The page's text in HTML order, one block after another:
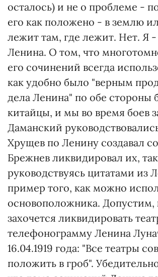
осталось) и не о проблеме -
его как положено - в землю
лежит там, где лежит. Нет. Я
Ленина. О том, что
его сочинений всегда
как удобно было "верным
дела Ленина" по обе стороны
китайцы, и мы во время боев
Даманский
Хрущев по Ленину создавал
Брежнев ликвидировал их,
руководствуясь цитатами из
пример того, как можно
основоположника. Допустим,
захочется ликвидировать
телефонограмму Ленина
16.04.1919 года: "Все театры
положить в гроб".